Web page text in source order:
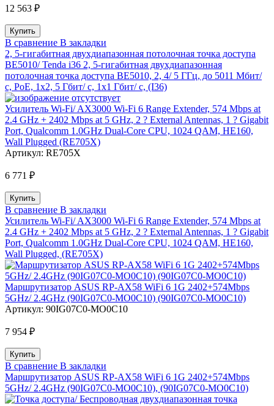
12 563 ₽
В сравнение В закладки
2, 5-гигабитная двухдиапазонная потолочная точка доступа
BE5010/ Tenda i36 2, 5-гигабитная двухдиапазонная
потолочная точка доступа BE5010, 2, 4/ 5 ГГц, до 5011 Мбит/
с, PoE, 1x2, 5 Гбит/ с, 1x1 Гбит/ с, (I36)
Усилитель Wi-Fi/ AX3000 Wi-Fi 6 Range Extender, 574 Mbps at
2.4 GHz + 2402 Mbps at 5 GHz, 2 ? External Antennas, 1 ? Gigabit
Port, Qualcomm 1.0GHz Dual-Core CPU, 1024 QAM, HE160,
Wall Plugged (RE705X)
Артикул: RE705X
6 771 ₽
В сравнение В закладки
Усилитель Wi-Fi/ AX3000 Wi-Fi 6 Range Extender, 574 Mbps at
2.4 GHz + 2402 Mbps at 5 GHz, 2 ? External Antennas, 1 ? Gigabit
Port, Qualcomm 1.0GHz Dual-Core CPU, 1024 QAM, HE160,
Wall Plugged, (RE705X)
Маршрутизатор ASUS RP-AX58 WiFi 6 1G 2402+574Mbps
5GHz/ 2.4GHz (90IG07C0-MO0C10) (90IG07C0-MO0C10)
Артикул: 90IG07C0-MO0C10
7 954 ₽
В сравнение В закладки
Маршрутизатор ASUS RP-AX58 WiFi 6 1G 2402+574Mbps
5GHz/ 2.4GHz (90IG07C0-MO0C10), (90IG07C0-MO0C10)